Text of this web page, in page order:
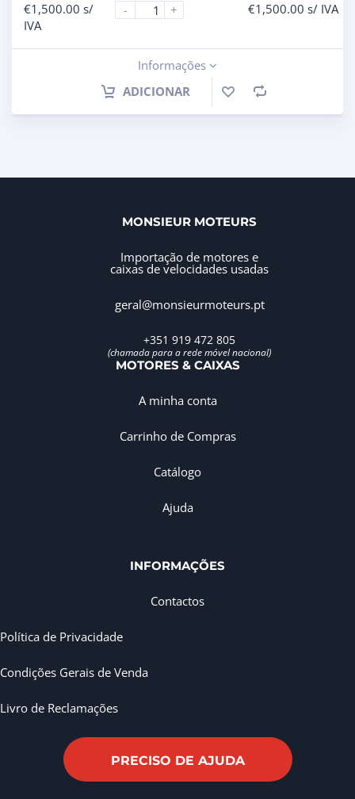
€1,500.00 s/
IVA
-
+
€1,500.00 s/ IVA
Informações
ADICIONAR
MONSIEUR MOTEURS
Importação de motores e
caixas de velocidades usadas
geral@monsieurmoteurs.pt
+351 919 472 805
(chamada para a rede móvel nacional)
MOTORES & CAIXAS
A minha conta
Carrinho de Compras
Catálogo
Ajuda
INFORMAÇÕES
Contactos
Política de Privacidade
Condições Gerais de Venda
Livro de Reclamações
PRECISO DE AJUDA